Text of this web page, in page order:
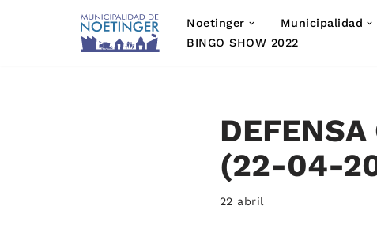
Noetinger Municipalidad
BINGO SHOW 2022
(22-04-
22 abril